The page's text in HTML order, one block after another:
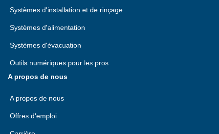
Systèmes d'installation et de rinçage
Systèmes d'alimentation
Systèmes d'évacuation
Outils numériques pour les pros
A propos de nous
A propos de nous
Offres d'emploi